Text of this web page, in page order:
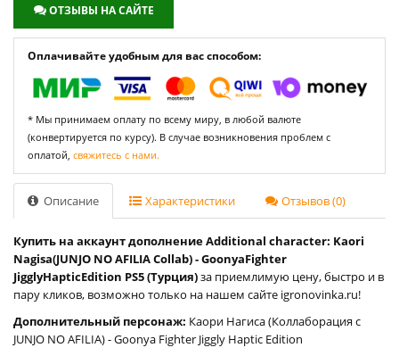
ОТЗЫВЫ НА САЙТЕ
Оплачивайте удобным для вас способом:
* Мы принимаем оплату по всему миру, в любой валюте
(конвертируется по курсу). В случае возникновения проблем с
оплатой, свяжитесь с нами.
Описание Характеристики Отзывов (0)
Купить на аккаунт дополнение Additional character: Kaori
Nagisa(JUNJO NO AFILIA Collab) - GoonyaFighter
JigglyHapticEdition PS5 (Турция)за приемлимую цену, быстро и в
пару кликов, возможно только на нашем сайте igronovinka.ru!
Дополнительный персонаж: Каори Нагиса (Коллаборация с
JUNJO NO AFILIA) - Goonya Fighter Jiggly Haptic Edition